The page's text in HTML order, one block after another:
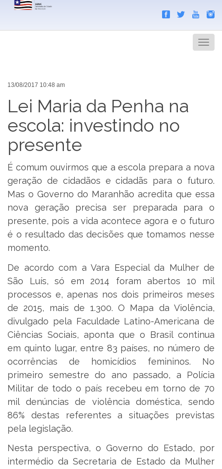
Menu
13/08/2017 10:48 am
Lei Maria da Penha na
escola: investindo no
presente
É comum ouvirmos que a escola prepara a nova
geração de cidadãos e cidadãs para o futuro.
Mas o Governo do Maranhão acredita que essa
nova geração precisa ser preparada para o
presente, pois a vida acontece agora e o futuro
é o resultado das decisões que tomamos nesse
momento.
De acordo com a Vara Especial da Mulher de
São Luís, só em 2014 foram abertos 10 mil
processos e, apenas nos dois primeiros meses
de 2015, mais de 1.300. O Mapa da Violência,
divulgado pela Faculdade Latino-Americana de
Ciências Sociais, aponta que o Brasil continua
em quinto lugar, entre 83 países, no número de
ocorrências de homicídios femininos. No
primeiro semestre do ano passado, a Polícia
Militar de todo o país recebeu em torno de 70
mil denúncias de violência doméstica, sendo
86% destas referentes a situações previstas
pela legislação.
Nesta perspectiva, o Governo do Estado, por
intermédio da Secretaria de Estado da Mulher